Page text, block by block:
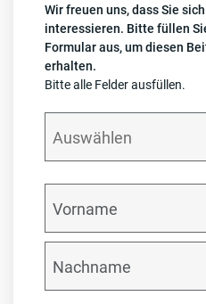
Wir freuen uns, dass Sie
interessieren. Bitte füllen
Formular aus, um diesen
erhalten.
Bitte alle Felder ausfüllen.